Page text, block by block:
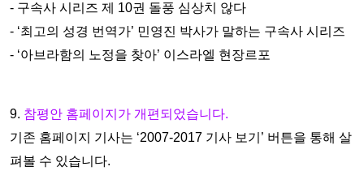
- 구속사 시리즈 제 10권 돌풍 심상치 않다
- ‘최고의 성경 번역가’ 민영진 박사가 말하는 구속사 시리즈
- ‘아브라함의 노정을 찾아’ 이스라엘 현장르포
9. 참평안 홈페이지가 개편되었습니다.
기존 홈페이지 기사는 ‘2007-2017 기사 보기’ 버튼을 통해 살
펴볼 수 있습니다.